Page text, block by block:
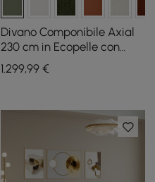
Divano Componibile Axial
230 cm in Ecopelle con
Pouf e Gambe Dorate
1.299,99€